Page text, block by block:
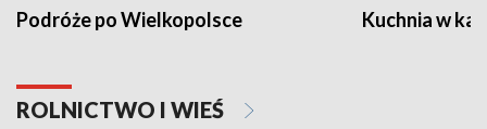
Podróże po Wielkopolsce Kuchnia w
ROLNICTWO I WIEŚ